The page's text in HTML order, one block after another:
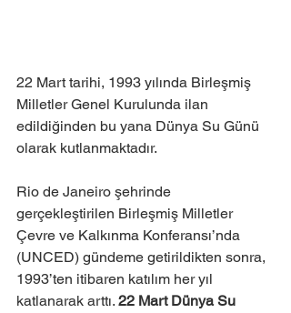
22 Mart tarihi, 1993 yılında Birleşmiş
Milletler Genel Kurulunda ilan
edildiğinden bu yana Dünya Su Günü
olarak kutlanmaktadır.
Rio de Janeiro şehrinde
gerçekleştirilen Birleşmiş Milletler
Çevre ve Kalkınma Konferansı’nda
(UNCED) gündeme getirildikten sonra,
1993’ten itibaren katılım her yıl
katlanarak arttı. 22 Mart Dünya Su